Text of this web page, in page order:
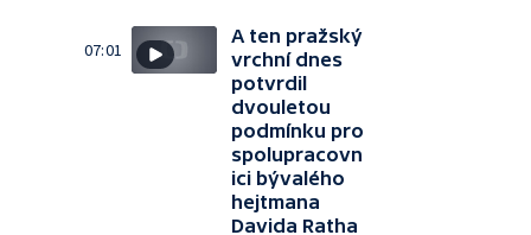
07:01
A ten pražský
vrchní dnes
potvrdil
dvouletou
podmínku pro
spolupracovn
ici bývalého
hejtmana
Davida Ratha